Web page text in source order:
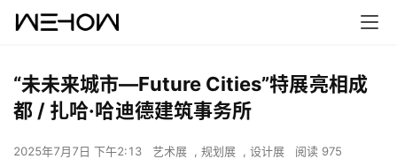
“未未来城市—Future Cities”特展亮相成
都 / 扎哈·哈迪德建筑事务所
2025年7月7日 下午2:13 艺术展 , 规划展 , 设计展 阅读 975